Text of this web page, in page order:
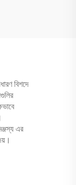
বিশদে
এর